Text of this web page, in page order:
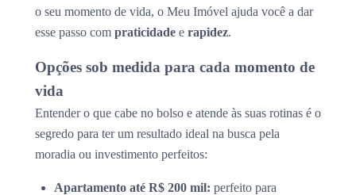
o seu momento de vida, o Meu Imóvel ajuda você a dar
esse passo com praticidade e rapidez.
Opções sob medida para cada momento de
vida
Entender o que cabe no bolso e atende às suas rotinas é o
segredo para ter um resultado ideal na busca pela
moradia ou investimento perfeitos:
Apartamento até R$ 200 mil: perfeito para